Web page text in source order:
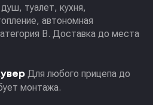
туалет, кухня,
автономная
В. Доставка до места
Для любого прицепа до
монтажа.